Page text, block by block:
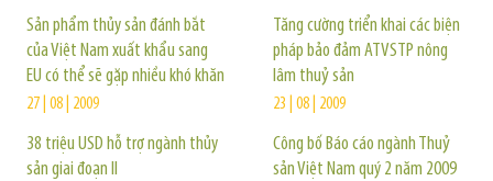
Sản phẩm thủy sản đánh bắt
của Việt Nam xuất khẩu sang
EU có thể sẽ gặp nhiều khó khăn
27 | 08 | 2009
38 triệu USD hỗ trợ ngành thủy
sản giai đoạn II
Tăng cường triển khai các biện
pháp bảo đảm ATVSTP nông
lâm thuỷ sản
23 | 08 | 2009
Công bố Báo cáo ngành Thuỷ
sản Việt Nam quý 2 năm 2009